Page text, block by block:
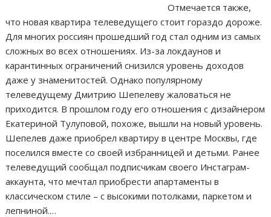
Отмечается также,
что новая квартира телеведущего стоит гораздо дороже.
Для многих россиян прошедший год стал одним из самых
сложных во всех отношениях. Из-за локдаунов и
карантинных ограничений снизился уровень доходов
даже у знаменитостей. Однако популярному
телеведущему Дмитрию Шепелеву жаловаться не
приходится. В прошлом году его отношения с дизайнером
Екатериной Тулуповой, похоже, вышли на новый уровень.
Шепелев даже приобрел квартиру в центре Москвы, где
поселился вместе со своей избранницей и детьми. Ранее
телеведущий сообщал подписчикам своего Инстаграм-
аккаунта, что мечтал приобрести апартаменты в
классическом стиле – с высокими потолками, паркетом и
лепниной.…